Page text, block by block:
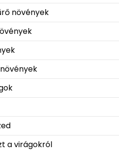
növények
a virágokról